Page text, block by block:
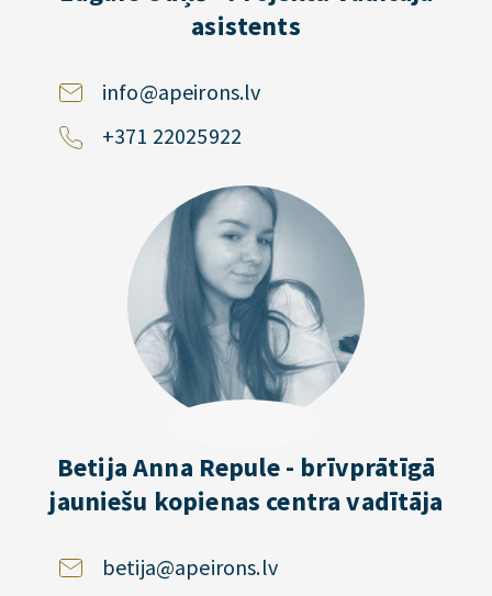
asistents
info@apeirons.lv
+371 22025922
Betija Anna Repule - brīvprātīgā
jauniešu kopienas centra vadītāja
betija@apeirons.lv